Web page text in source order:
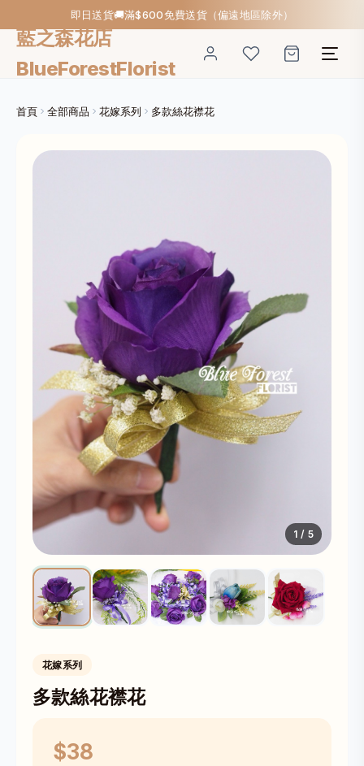
即日送貨🚚滿$600免費送貨（偏遠地區除外）
藍之森花店
BlueForestFlorist
首頁 全部商品 花嫁系列 多款絲花襟花
1 / 5
花嫁系列
多款絲花襟花
$38